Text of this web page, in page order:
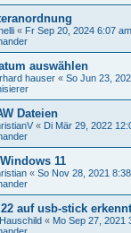
« Fr Sep 20, 2024 6:07 am
auswählen
hauser « So Jun 23,
Dateien
« Di Mär 29, 2022
11
« So Nov 28, 2021
auf usb-stick
« Mo Sep 27, 2021